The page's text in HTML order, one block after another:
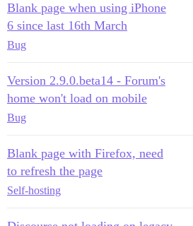
Blank page when using iPhone
6 since last 16th March
Bug
Version 2.9.0.beta14 - Forum's
home won't load on mobile
Bug
Blank page with Firefox, need
to refresh the page
Self-hosting